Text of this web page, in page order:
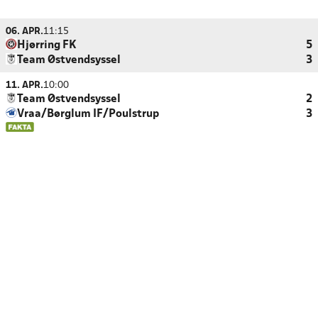
06. APR.11:15
Hjørring FK
5
Team Østvendsyssel
3
11. APR.10:00
Team Østvendsyssel
2
Vraa/Børglum IF/Poulstrup
3